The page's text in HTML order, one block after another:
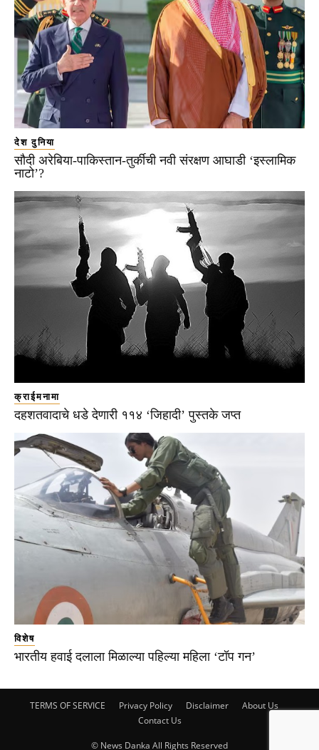
देश दुनिया
सौदी अरेबिया-पाकिस्तान-तुर्कीची नवी संरक्षण आघाडी ‘इस्लामिक
नाटो’?
क्राईमनामा
दहशतवादाचे धडे देणारी ११४ ‘जिहादी’ पुस्तके जप्त
विशेष
भारतीय हवाई दलाला मिळाल्या पहिल्या महिला ‘टॉप गन’
TERMS OF SERVICE Privacy Policy Disclaimer
About Us
Contact Us
© News Danka All Rights Reserved